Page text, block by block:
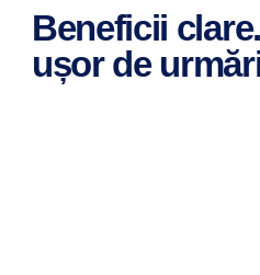
Beneficii
ușor de